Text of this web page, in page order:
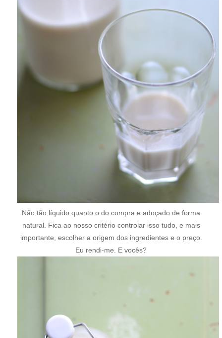
Não tão líquido quanto o do compra e adoçado de forma
natural. Fica ao nosso critério controlar isso tudo, e mais
importante, escolher a origem dos ingredientes e o preço.
Eu rendi-me. E vocês?